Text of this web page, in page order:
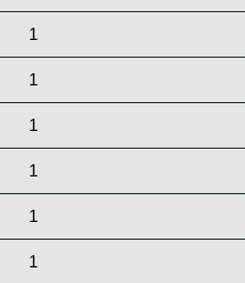
1
1
1
1
1
1